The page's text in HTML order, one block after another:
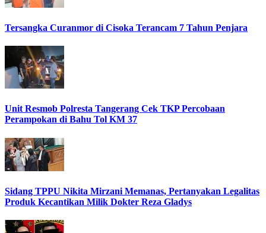
Tersangka Curanmor di Cisoka Terancam 7 Tahun Penjara
Unit Resmob Polresta Tangerang Cek TKP Percobaan
Perampokan di Bahu Tol KM 37
Sidang TPPU Nikita Mirzani Memanas, Pertanyakan Legalitas
Produk Kecantikan Milik Dokter Reza Gladys